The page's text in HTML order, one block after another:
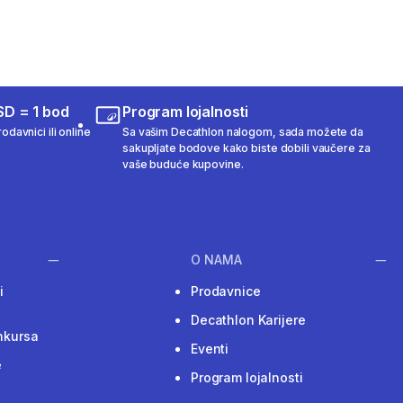
= 1 bod
ili online
Program lojalnosti
Sa vašim Decathlon nalogom, sada možete da
sakupljate bodove kako biste dobili vaučere za
vaše buduće kupovine.
O NAMA
Prodavnice
Decathlon Karijere
Eventi
Program lojalnosti